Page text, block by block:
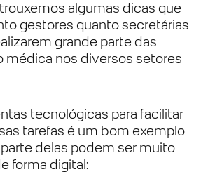
algumas dicas que
gestores quanto secretárias
grande parte das
médica nos diversos setores
tecnológicas para facilitar
tarefas é um bom exemplo
delas podem ser muito
forma digital: